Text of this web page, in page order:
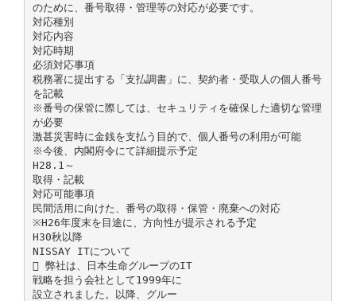
のために、番号取得・管理等の対応が必要です。
対応種別
対応内容
対応時期
必須対応事項
税務署に提出する「支払調書」に、契約者・受取人の個人番号
を記載
※番号の保管に際しては、セキュリティを確保した適切な管理
が必要
激甚災害時に金銭を支払う目的で、個人番号の利用が可能
※今後、内閣府令にて詳細提示予定
H28.1～
取得・記載
対応可能事項
民間活用に向けた、番号の取得・保管・廃棄への対応
※H26年度末を目途に、方向性が提示される予定
H30秋以降
NISSAY ITについて
 弊社は、日本生命グループのIT
戦略を担う会社として1999年に
設立されました。以降、グルー